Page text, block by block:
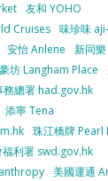
友和 YOHO
Cruises 味珍味
安怡 Anlene
新同
坊 Langham Place
務總署 had.gov.hk
添寧 Tena
珠江橋牌 Pearl
福利署 swd.gov.hk
美國運通